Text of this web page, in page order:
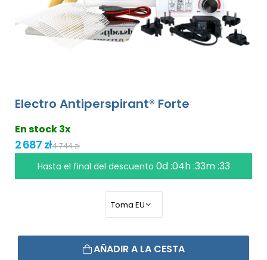
Electro Antiperspirant® Forte
En stock 3x
2 687 zł4 744 zł
Hasta el final del descuento 0d :04h :33m :32
AÑADIR A LA CESTA